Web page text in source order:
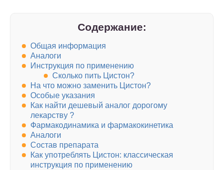
Содержание:
Общая информация
Аналоги
Инструкция по применению
Сколько пить Цистон?
На что можно заменить Цистон?
Особые указания
Как найти дешевый аналог дорогому
лекарству ?
Фармакодинамика и фармакокинетика
Аналоги
Состав препарата
Как употреблять Цистон: классическая
инструкция по применению